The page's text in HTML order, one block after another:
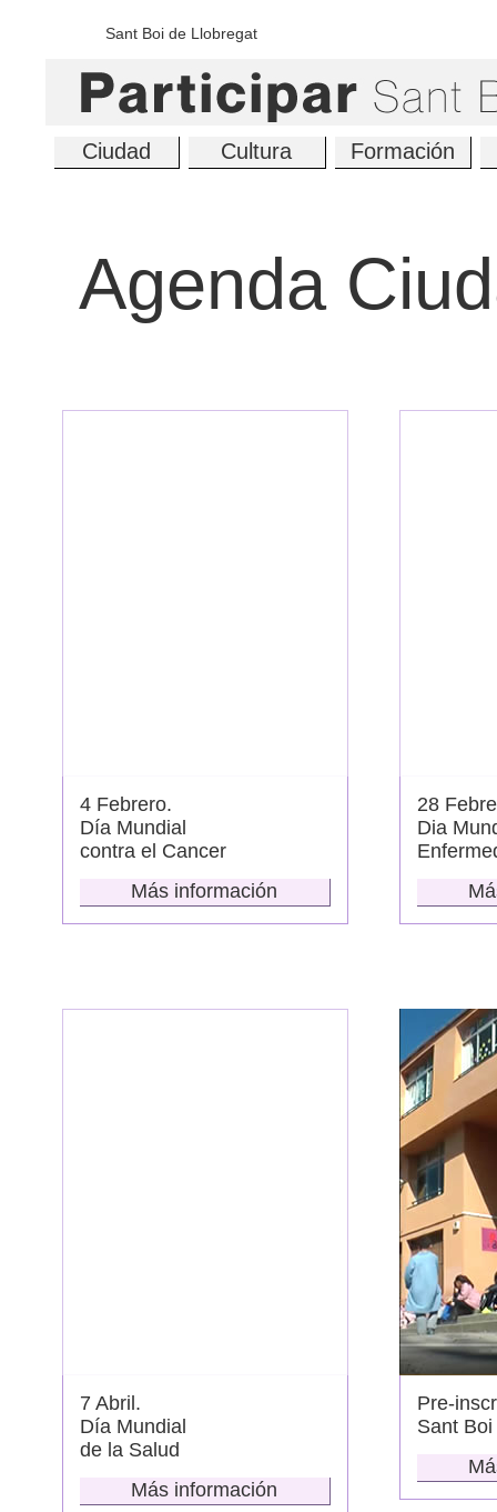
Sant Boi de Llobregat
Ciudad Cultura Formación
Agenda
4 Febrero.
Día Mundial
contra el Cancer
Más información
28
Dia
7 Abril.
Día Mundial
de la Salud
Más información
Pre-
Sant Boi